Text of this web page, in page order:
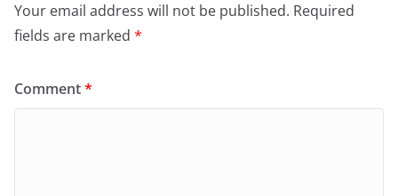
Your email address will not be published. Required
fields are marked *
Comment*